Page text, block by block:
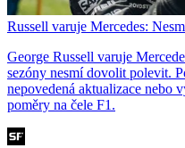
Russell varuje Mercedes:
George Russell varuje
sezóny nesmí dovolit polevit.
nepovedená aktualizace nebo
poměry na čele F1.